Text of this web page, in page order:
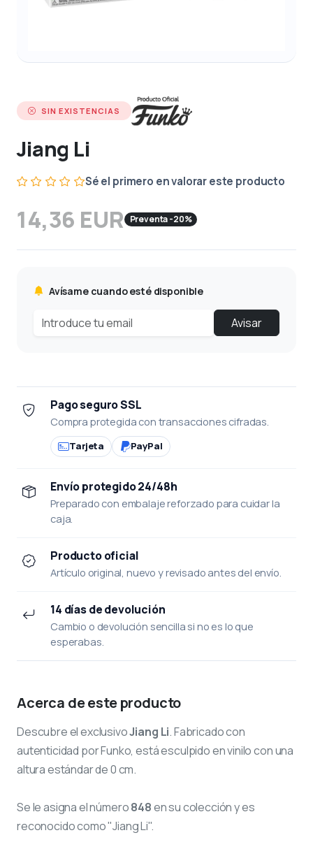
SIN EXISTENCIAS
Jiang Li
Sé el primero en valorar este producto
14,36 EUR Preventa -20%
Avísame cuando esté disponible
Avisar
Pago seguro SSL
Compra protegida con transacciones cifradas.
Tarjeta PayPal
Envío protegido 24/48h
Preparado con embalaje reforzado para cuidar la
caja.
Producto oficial
Artículo original, nuevo y revisado antes del envío.
14 días de devolución
Cambio o devolución sencilla si no es lo que
esperabas.
Acerca de este producto
Descubre el exclusivoJiang Li. Fabricado con
autenticidad por Funko, está esculpido en vinilo con una
altura estándar de 0 cm.
Se le asigna el número848en su colección y es
reconocido como "Jiang Li".